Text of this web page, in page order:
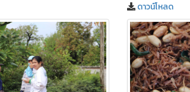
ดาวน์โหลด